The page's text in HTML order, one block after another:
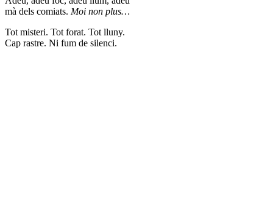
mà dels comiats. Moi non plus…
Tot misteri. Tot forat. Tot lluny.
Cap rastre. Ni fum de silenci.